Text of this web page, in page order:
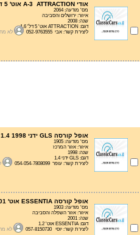
אודי A-3 ATTRACTION אוט' 5 דל' 1.6 2008
מס' מודעה: 2064
איזור: ירושלים והסביבה
שנה: 2008
דגם: ATTRACTION אוט' 5 דל' 1.6
ליצירת קשר: אבי 052-9763555
לא
אופל קורסה GLS ידני 1.4 1998
מס' מודעה: 1905
איזור: אזור המרכז
שנה: 1998
דגם: GLS ידני 1.4
ליצירת קשר: עופר 054-054-7808099
אופל קורסה ESSENTIA אוט' 1.2 2001
מס' מודעה: 1903
איזור: אזור השפלה והסביבה
שנה: 2001
דגם: ESSENTIA אוט' 1.2
ליצירת קשר: יוסי 057-8150730
לא